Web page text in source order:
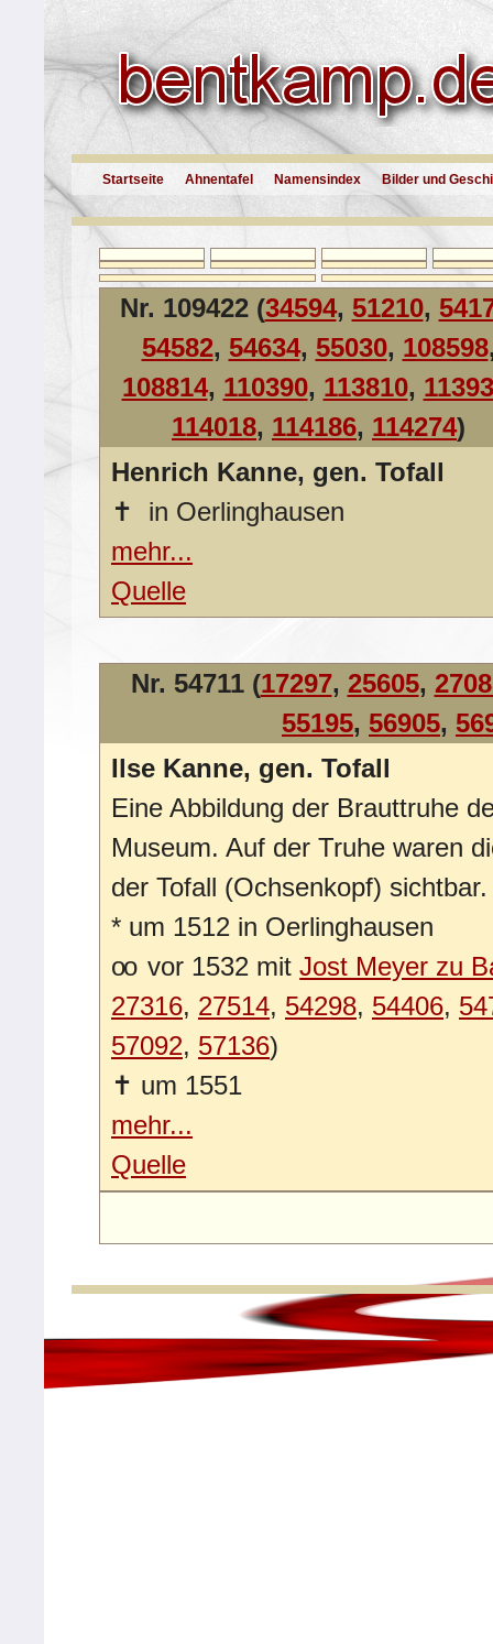
Startseite Ahnentafel Namensindex Bilder und
Nr. 109422 (34594, 51210,
54582, 54634, 55030, 108598
108814, 110390, 113810,
114018, 114186, 114274)
Henrich Kanne, gen. Tofall
✝
in Oerlinghausen
mehr...
Quelle
Nr. 54711 (17297, 25605,
55195, 56905,
Ilse Kanne, gen. Tofall
Eine Abbildung der Brauttruhe
Museum. Auf der Truhe waren
der Tofall (Ochsenkopf) sichtbar.
* um 1512 in Oerlinghausen
oo vor 1532 mitJost Meyer zu
27316, 27514, 54298, 54406,
57092, 57136)
✝ um 1551
mehr...
Quelle